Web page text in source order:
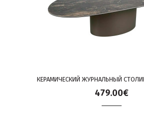
КЕРАМИЧЕСКИЙ ЖУРНАЛЬНЫЙ СТОЛИК
479.00€